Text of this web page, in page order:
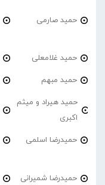
حمید صارمی
حمید غلامعلی
حمید مبهم
حمید هیراد و میثم
اکبری
حمیدرضا اسلمی
حمیدرضا شمیرانی